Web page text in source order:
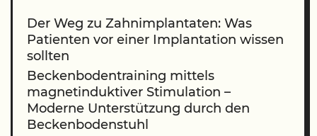
Der Weg zu Zahnimplantaten: Was
Patienten vor einer Implantation wissen
sollten
Beckenbodentraining mittels
magnetinduktiver Stimulation –
Moderne Unterstützung durch den
Beckenbodenstuhl